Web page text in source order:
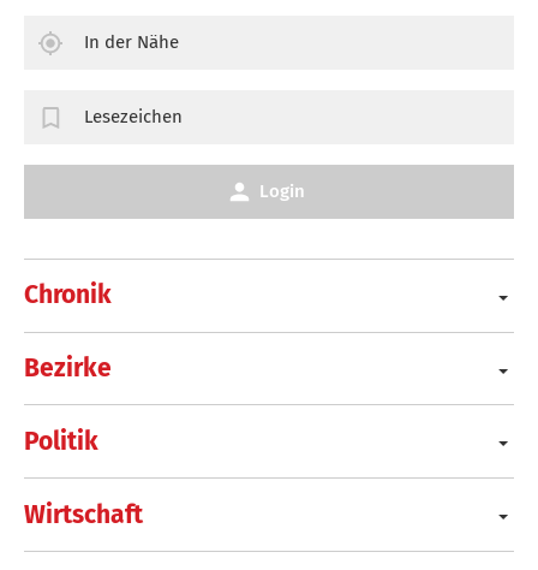
Chronik
Bezirke
Politik
Wirtschaft
In der Nähe
Lesezeichen
Login